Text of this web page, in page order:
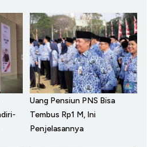
Uang Pensiun PNS Bisa
Tembus Rp1 M, Ini
Penjelasannya